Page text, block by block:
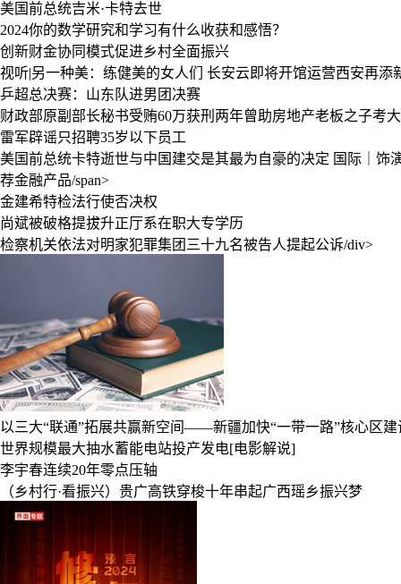
美国前总统吉米·卡特去世
2024你的数学研究和学习有什么收获和感悟？
创新财金协同模式促进乡村全面振兴
视听|另一种美：练健美的女人们
长安云即将开馆运营西安再添
乒超总决赛：山东队进男团决赛
财政部原副部长秘书受贿60万获刑两年曾助房地产老板之子考
雷军辟谣只招聘35岁以下员工
美国前总统卡特逝世与中国建交是其最为自豪的决定 国际｜饰
荐金融产品/span>
金建希特检法行使否决权
尚斌被破格提拔升正厅系在职大专学历
检察机关依法对明家犯罪集团三十九名被告人提起公诉/div>
以三大“联通”拓展共赢新空间——新疆加快“一带一路”核心区建
世界规模最大抽水蓄能电站投产发电[电影解说]
李宇春连续20年零点压轴
（乡村行·看振兴）贵广高铁穿梭十年串起广西瑶乡振兴梦